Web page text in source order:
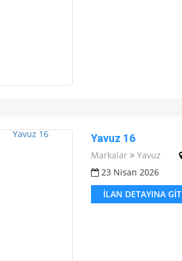
Yavuz 16
Markalar Yavuz
23 Nisan 2026
İLAN DETAYINA GIT